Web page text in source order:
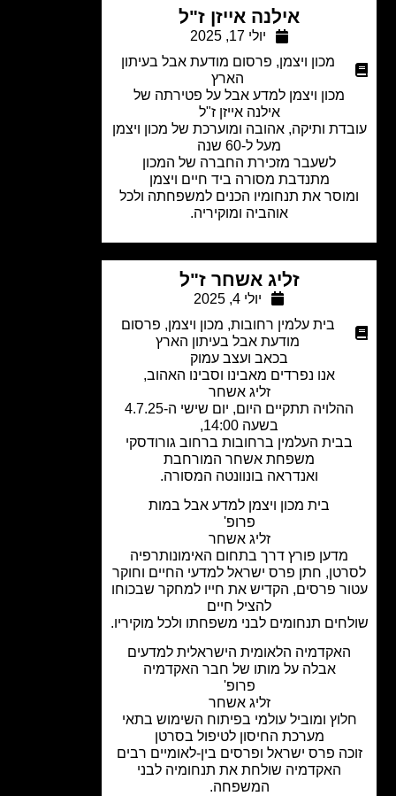
אילנה אייזן ז"ל
מכון ויצמן,פרסום מודעת אבל בעיתון
מכון ויצמן למדע אבל על פטירתה של
אילנה אייזן ז"ל
ותיקה, אהובה ומוערכת של מכון ויצמן
לשעבר מזכירת החברה של המכון
מתנדבת מסורה ביד חיים ויצמן
את תנחומיו הכנים למשפחתה ולכל
אוהביה ומוקיריה.
זליג אשחר ז"ל
בית עלמין רחובות ,מכון ויצמן,פרסום
מודעת אבל בעיתון הארץ
בכאב ועצב עמוק
אנו נפרדים מאבינו וסבינו האהוב,
זליג אשחר
ההלויה תתקיים היום, יום שישי ה-4.7.25
העלמין ברחובות ברחוב גורודסקי
משפחת אשחר המורחבת
ואנדראה בונוונטה המסורה.
בית מכון ויצמן למדע אבל במות
זליג אשחר
מדען פורץ דרך בתחום האימונותרפיה
חתן פרס ישראל למדעי החיים וחוקר
פרסים, הקדיש את חייו למחקר שבכוחו
להציל חיים
תנחומים לבני משפחתו ולכל מוקיריו.
הלאומית הישראלית למדעים
אבלה על מותו של חבר האקדמיה
זליג אשחר
ומוביל עולמי בפיתוח השימוש בתאי
מערכת החיסון לטיפול בסרטן
פרס ישראל ופרסים בין-לאומיים רבים
האקדמיה שולחת את תנחומיה לבני
המשפחה.